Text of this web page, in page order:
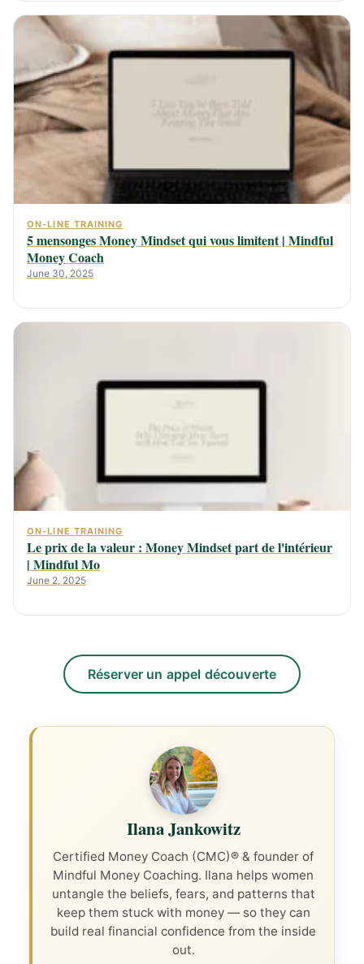
ON-LINE TRAINING
5 mensonges Money Mindset qui vous limitent | Mindful
Money Coach
June 30, 2025
ON-LINE TRAINING
Le prix de la valeur : Money Mindset part de l'intérieur
| Mindful Mo
June 2, 2025
Réserver un appel découverte
Ilana Jankowitz
Certified Money Coach (CMC)® & founder of
Mindful Money Coaching. Ilana helps women
untangle the beliefs, fears, and patterns that
keep them stuck with money — so they can
build real financial confidence from the inside
out.